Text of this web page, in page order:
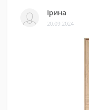
Ірина
20.09.2024